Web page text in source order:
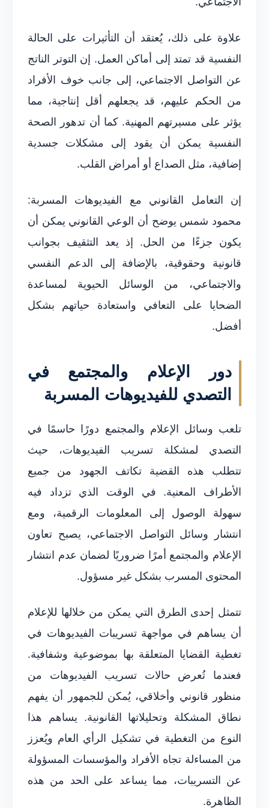
علاوة على ذلك، يُعتقد أن التأثيرات على الحالة
النفسية قد تمتد إلى أماكن العمل. إن التوتر الناتج
عن التواصل الاجتماعي، إلى جانب خوف الأفراد
من الحكم عليهم، قد يجعلهم أقل إنتاجية، مما
يؤثر على مسيرتهم المهنية. كما أن تدهور الصحة
النفسية يمكن أن يقود إلى مشكلات جسدية
إضافية، مثل الصداع أو أمراض القلب.
إن التعامل القانوني مع الفيديوهات المسربة:
محمود شمس يوضح أن الوعي القانوني يمكن أن
يكون جزءًا من الحل. إذ يعد التثقيف بجوانب
قانونية وحقوقية، بالإضافة إلى الدعم النفسي
والاجتماعي، من الوسائل الحيوية لمساعدة
الضحايا على التعافي واستعادة حياتهم بشكل
أفضل.
دور الإعلام والمجتمع في
التصدي للفيديوهات المسربة
تلعب وسائل الإعلام والمجتمع دورًا حاسمًا في
التصدي لمشكلة تسريب الفيديوهات، حيث
تتطلب هذه القضية تكاتف الجهود من جميع
الأطراف المعنية. في الوقت الذي تزداد فيه
سهولة الوصول إلى المعلومات الرقمية، ومع
انتشار وسائل التواصل الاجتماعي، يصبح تعاون
الإعلام والمجتمع أمرًا ضروريًا لضمان عدم انتشار
المحتوى المسرب بشكل غير مسؤول.
تتمثل إحدى الطرق التي يمكن من خلالها للإعلام
أن يساهم في مواجهة تسريبات الفيديوهات في
تغطية القضايا المتعلقة بها بموضوعية وشفافية.
فعندما تُعرض حالات تسريب الفيديوهات من
منظور قانوني وأخلاقي، يُمكن للجمهور أن يفهم
نطاق المشكلة وتحليلاتها القانونية. يساهم هذا
النوع من التغطية في تشكيل الرأي العام ويُعزز
من المساءلة تجاه الأفراد والمؤسسات المسؤولة
عن التسريبات، مما يساعد على الحد من هذه
الظاهرة.